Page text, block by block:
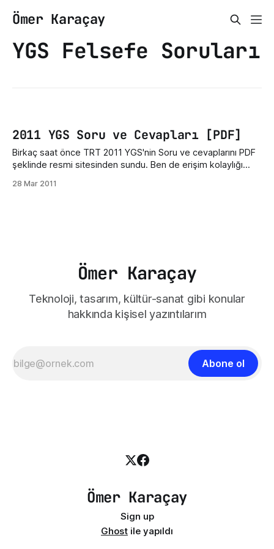
Ömer Karaçay
YGS Felsefe Soruları
2011 YGS Soru ve Cevapları [PDF]
Birkaç saat önce TRT 2011 YGS'nin Soru ve cevaplarını PDF
şeklinde resmi sitesinden sundu. Ben de erişim kolaylığı
linkine tıkladıktan sonra sağ üst köşedeki Download
28 Mar 2011
Ömer Karaçay
Teknoloji, tasarım, kültür-sanat gibi konular
hakkında kişisel yazıntılarım
Abone ol
Ömer Karaçay
Sign up
Ghost ile yapıldı